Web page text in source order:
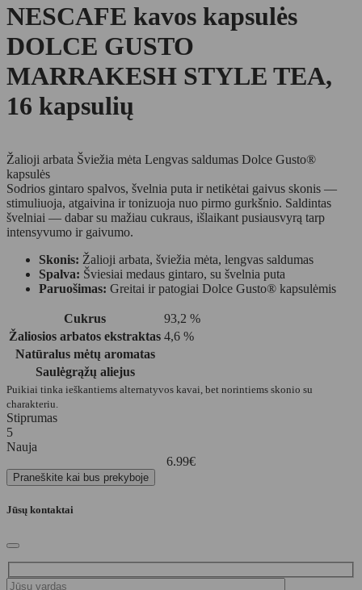
NESCAFE kavos kapsulės
DOLCE GUSTO
MARRAKESH STYLE TEA,
16 kapsulių
Žalioji arbata Šviežia mėta Lengvas saldumas Dolce Gusto®
kapsulės
Sodrios gintaro spalvos, švelnia puta ir netikėtai gaivus skonis —
stimuliuoja, atgaivina ir tonizuoja nuo pirmo gurkšnio. Saldintas
švelniai — dabar su mažiau cukraus, išlaikant pusiausvyrą tarp
intensyvumo ir gaivumo.
Skonis: Žalioji arbata, šviežia mėta, lengvas saldumas
Spalva: Šviesiai medaus gintaro, su švelnia puta
Paruošimas: Greitai ir patogiai Dolce Gusto® kapsulėmis
Cukrus
93,2 %
Žaliosios arbatos ekstraktas 4,6 %
Natūralus mėtų aromatas
Saulėgrąžų aliejus
Puikiai tinka ieškantiems alternatyvos kavai, bet norintiems skonio su
charakteriu.
Stiprumas
5
Nauja
6.99€
Praneškite kai bus prekyboje
Jūsų kontaktai